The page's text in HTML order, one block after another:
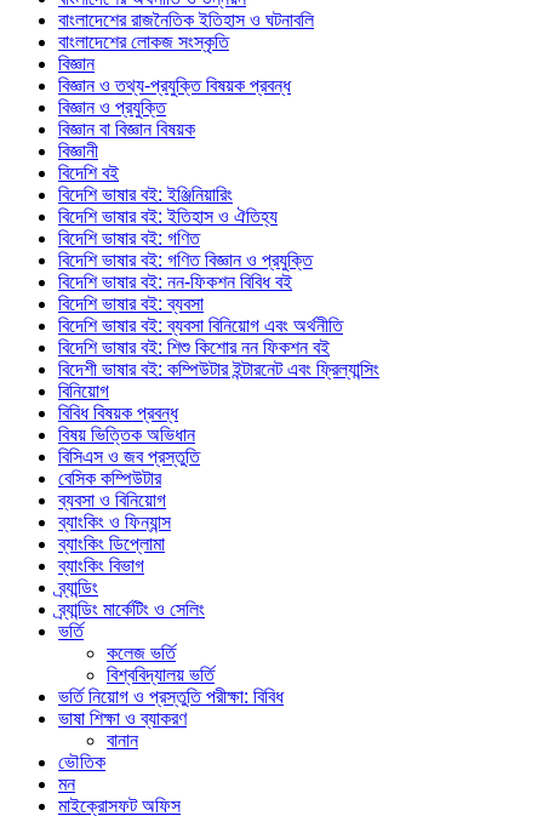
বাংলাদেশের রাজনৈতিক ইতিহাস ও ঘটনাবলি
বাংলাদেশের লোকজ সংস্কৃতি
বিজ্ঞান
বিজ্ঞান ও তথ্য-প্রযুক্তি বিষয়ক প্রবন্ধ
বিজ্ঞান ও প্রযুক্তি
বিজ্ঞান বা বিজ্ঞান বিষয়ক
বিজ্ঞানী
বিদেশি বই
বিদেশি ভাষার বই: ইঞ্জিনিয়ারিং
বিদেশি ভাষার বই: ইতিহাস ও ঐতিহ্য
বিদেশি ভাষার বই: গণিত
বিদেশি ভাষার বই: গণিত বিজ্ঞান ও প্রযুক্তি
বিদেশি ভাষার বই: নন-ফিকশন বিবিধ বই
বিদেশি ভাষার বই: ব্যবসা
বিদেশি ভাষার বই: ব্যবসা বিনিয়োগ এবং অর্থনীতি
বিদেশি ভাষার বই: শিশু কিশোর নন ফিকশন বই
বিদেশী ভাষার বই: কম্পিউটার ইন্টারনেট এবং ফ্রিল্যান্সিং
বিনিয়োগ
বিবিধ বিষয়ক প্রবন্ধ
বিষয় ভিত্তিক অভিধান
বিসিএস ও জব প্রস্তুতি
বেসিক কম্পিউটার
ব্যবসা ও বিনিয়োগ
ব্যাংকিং ও ফিন্যান্স
ব্যাংকিং ডিপ্লোমা
ব্যাংকিং বিভাগ
ব্র্যান্ডিং
ব্র্যান্ডিং মার্কেটিং ও সেলিং
ভর্তি
কলেজ ভর্তি
বিশ্ববিদ্যালয় ভর্তি
ভর্তি নিয়োগ ও প্রস্তুতি পরীক্ষা: বিবিধ
ভাষা শিক্ষা ও ব্যাকরণ
বানান
ভৌতিক
মন
মাইক্রোসফট অফিস